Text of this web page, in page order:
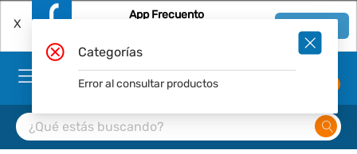
X
App Frecuento
Categorías
Error al consultar productos